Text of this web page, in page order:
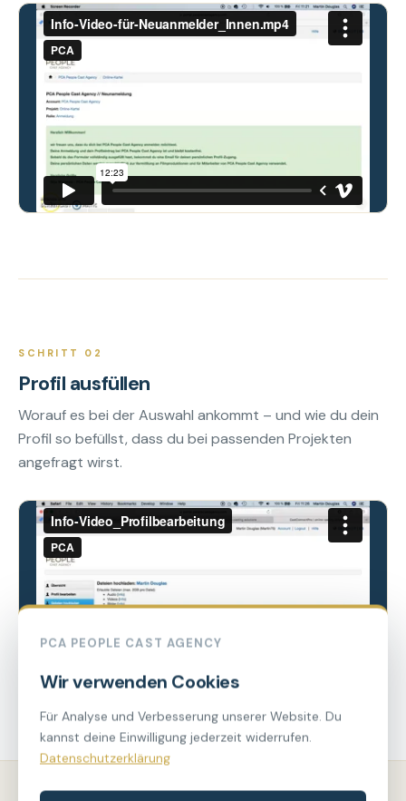
SCHRITT 02
Profil ausfüllen
Worauf es bei der Auswahl ankommt – und wie du dein
Profil so befüllst, dass du bei passenden Projekten
angefragt wirst.
PCA PEOPLE CAST AGENCY
Wir verwenden Cookies
Für Analyse und Verbesserung unserer Website. Du
kannst deine Einwilligung jederzeit widerrufen.
Datenschutzerklärung